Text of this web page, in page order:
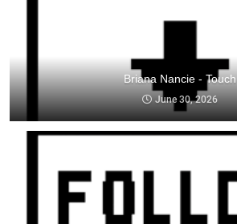
Briana Nancie - Touch
June 30, 2026